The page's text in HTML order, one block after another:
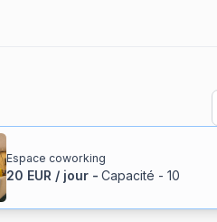
Espace coworking
20 EUR / jour- Capacité - 10